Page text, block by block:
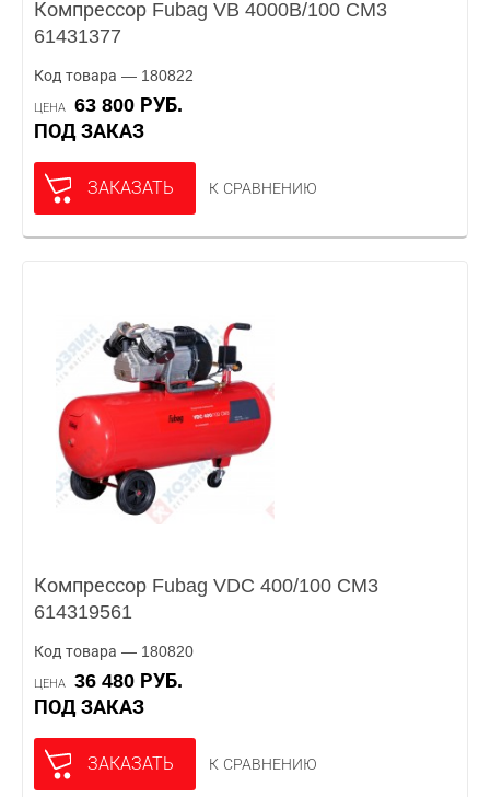
Компрессор Fubag VB 4000B/100 CM3
61431377
Код товара — 180822
ЦЕНА
63 800 РУБ.
ПОД ЗАКАЗ
ЗАКАЗАТЬ К СРАВНЕНИЮ
Компрессор Fubag VDC 400/100 CM3
614319561
Код товара — 180820
ЦЕНА
36 480 РУБ.
ПОД ЗАКАЗ
ЗАКАЗАТЬ К СРАВНЕНИЮ